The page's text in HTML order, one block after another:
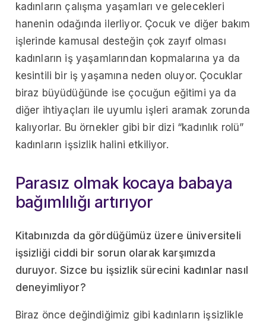
kadınların çalışma yaşamları ve gelecekleri
hanenin odağında ilerliyor. Çocuk ve diğer bakım
işlerinde kamusal desteğin çok zayıf olması
kadınların iş yaşamlarından kopmalarına ya da
kesintili bir iş yaşamına neden oluyor. Çocuklar
biraz büyüdüğünde ise çocuğun eğitimi ya da
diğer ihtiyaçları ile uyumlu işleri aramak zorunda
kalıyorlar. Bu örnekler gibi bir dizi “kadınlık rolü”
kadınların işsizlik halini etkiliyor.
Parasız olmak kocaya babaya
bağımlılığı artırıyor
Kitabınızda da gördüğümüz üzere üniversiteli
işsizliği ciddi bir sorun olarak karşımızda
duruyor. Sizce bu işsizlik sürecini kadınlar nasıl
deneyimliyor?
Biraz önce değindiğimiz gibi kadınların işsizlikle